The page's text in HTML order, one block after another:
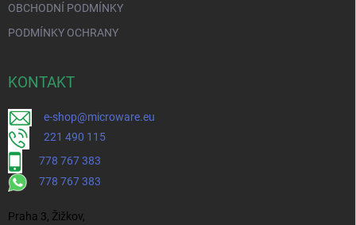
OBCHODNÍ PODMÍNKY
PODMÍNKY OCHRANY
KONTAKT
e-shop@microware.eu
221 490 115
778 767 383
778 767 383
Praha 3, Žižkov,